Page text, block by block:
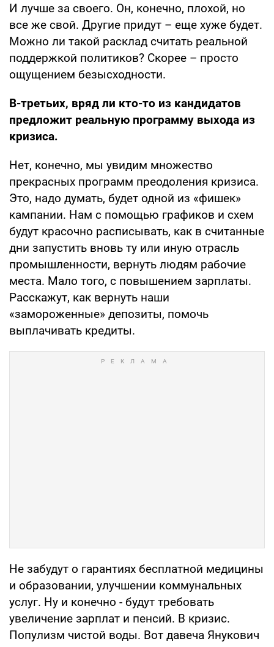
И лучше за своего. Он, конечно, плохой, но
все же свой. Другие придут – еще хуже будет.
Можно ли такой расклад считать реальной
поддержкой политиков? Скорее – просто
ощущением безысходности.
В-третьих, вряд ли кто-то из кандидатов
предложит реальную программу выхода из
кризиса.
Нет, конечно, мы увидим множество
прекрасных программ преодоления кризиса.
Это, надо думать, будет одной из «фишек»
кампании. Нам с помощью графиков и схем
будут красочно расписывать, как в считанные
дни запустить вновь ту или иную отрасль
промышленности, вернуть людям рабочие
места. Мало того, с повышением зарплаты.
Расскажут, как вернуть наши
«замороженные» депозиты, помочь
выплачивать кредиты.
Не забудут о гарантиях бесплатной медицины
и образовании, улучшении коммунальных
услуг. Ну и конечно - будут требовать
увеличение зарплат и пенсий. В кризис.
Популизм чистой воды. Вот давеча Янукович